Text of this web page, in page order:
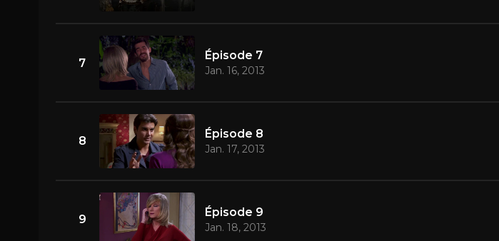
7
Épisode 7
Jan. 16, 2013
8
Épisode 8
Jan. 17, 2013
9
Épisode 9
Jan. 18, 2013